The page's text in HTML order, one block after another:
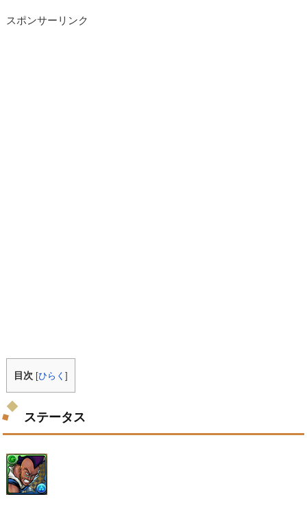
スポンサーリンク
目次 [ひらく]
ステータス